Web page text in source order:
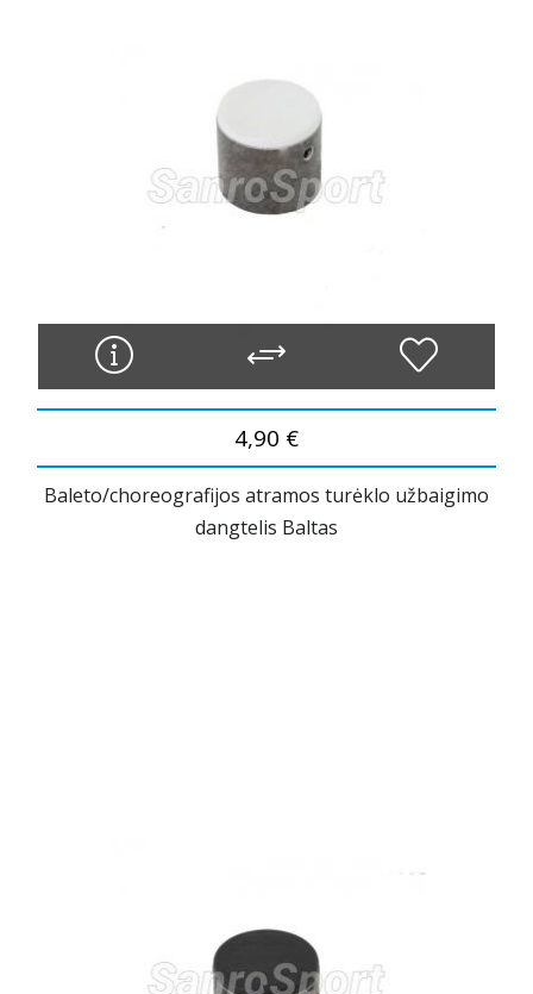
4,90 €
Baleto/choreografijos atramos turėklo užbaigimo
dangtelis Baltas